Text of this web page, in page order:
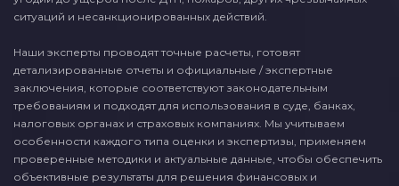
ситуаций и несанкционированных действий.
Наши эксперты проводят точные расчеты, готовят
детализированные отчеты и официальные / экспертные
заключения, которые соответствуют законодательным
требованиям и подходят для использования в суде, банках,
налоговых органах и страховых компаниях. Мы учитываем
особенности каждого типа оценки и экспертизы, применяем
проверенные методики и актуальные данные, чтобы обеспечить
объективные результаты для решения финансовых и